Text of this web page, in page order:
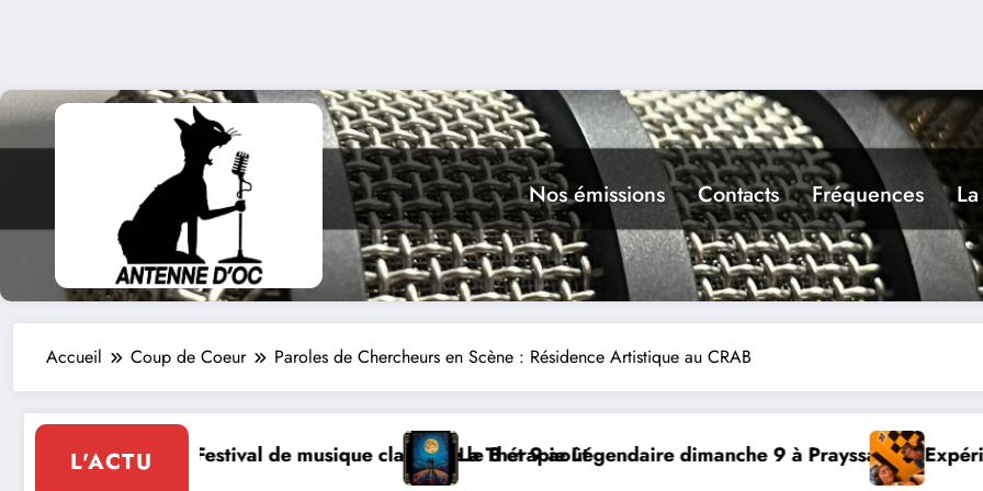
Nos émissions Contacts Fréquences
Accueil Coup de Coeur Paroles de Chercheurs en Scène : Résidence Artistique au CRAB
L'ACTU
le 8 et 9 août
La Thérapie Légendaire dimanche 9 à Prayssac Expérience RADIO, Thibault et Lou-Anne d’Olmeto